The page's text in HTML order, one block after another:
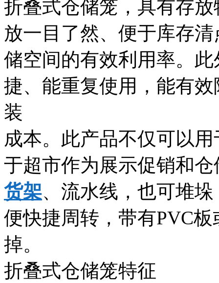
折叠式仓储笼，具有存
放一目了然、便于库存
储空间的有效利用率。
捷、能重复使用，能有
装
成本。此产品不仅可以
于超市作为展示促销和
货架、流水线，也可堆
便快捷周转，带有PVC
掉。
折叠式仓储笼特征